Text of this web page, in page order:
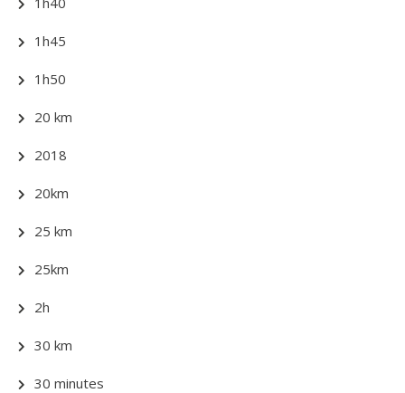
1h45
1h50
20 km
2018
20km
25 km
25km
2h
30 km
30 minutes